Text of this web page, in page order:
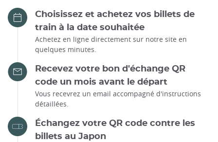
Choisissez et achetez vos billets de
train à la date souhaitée
Achetez en ligne directement sur notre site en
quelques minutes.
Recevez votre bon d'échange QR
code un mois avant le départ
Vous recevrez un email accompagné d'instructions
détaillées.
Échangez votre QR code contre les
billets au Japon